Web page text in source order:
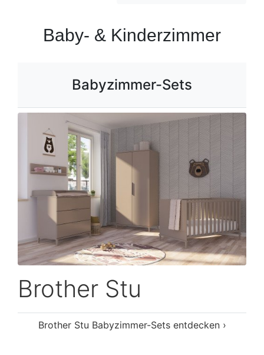
Baby- & Kinderzimmer
Babyzimmer-Sets
Brother Stu
Brother Stu Babyzimmer-Sets entdecken ›